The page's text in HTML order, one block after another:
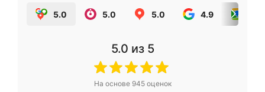
5.0 5.0 5.0 4.9
5.0 из 5
На основе 945оценок